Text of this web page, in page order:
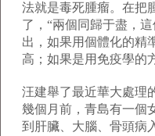
法就是毒死腫瘤。在把
了，“兩個同歸于盡，
出，如果用個體化的精
高；如果是用免疫學的
汪建舉了最近華大處理
幾個月前，青島有一個
到肝臟、大腦、骨頭病